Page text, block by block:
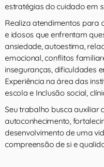
estratégias do cuidado em
Realiza atendimentos para
e idosos que enfrentam
ansiedade, autoestima,
emocional, conflitos
inseguranças, dificuldades
Experiência na área das
escola e Inclusão social,
Seu trabalho busca auxiliar
autoconhecimento,
desenvolvimento de uma
compreensão de si e